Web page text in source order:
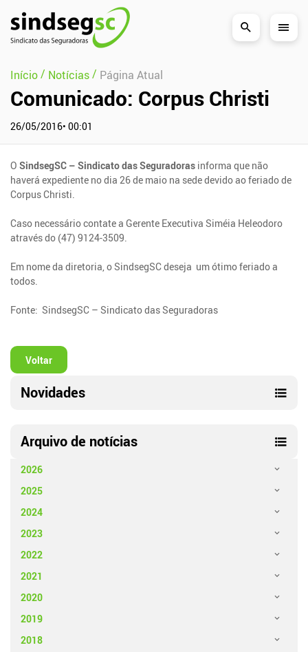
Pular Navegação (s)
Início/ Notícias/ Página Atual
Comunicado: Corpus Christi
26/05/2016• 00:01
OSindsegSC – Sindicato das Seguradoras informa que não
haverá expediente no dia 26 de maio na sede devido ao feriado de
Corpus Christi.
Caso necessário contate a Gerente Executiva Siméia Heleodoro
através do (47) 9124-3509.
Em nome da diretoria, o SindsegSC deseja um ótimo feriado a
todos.
Fonte: SindsegSC – Sindicato das Seguradoras
Voltar
Novidades
Arquivo de notícias
2026
2025
2024
2023
2022
2021
2020
2019
2018